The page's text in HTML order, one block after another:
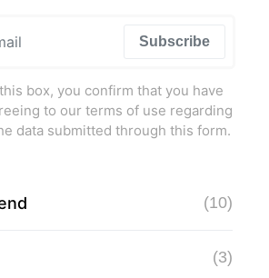
Subscribe
box, you confirm that you have
to our terms of use regarding
data submitted through this form.
(10)
(3)